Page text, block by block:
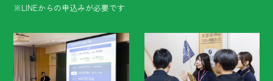
※LINEからの申込みが必要です